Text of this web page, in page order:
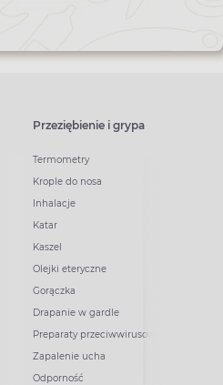
Przeziębienie i grypa
Termometry
Krople do nosa
Inhalacje
Katar
Kaszel
Olejki eteryczne
Gorączka
Drapanie w gardle
Preparaty przeciwwirusowe
Zapalenie ucha
Odporność